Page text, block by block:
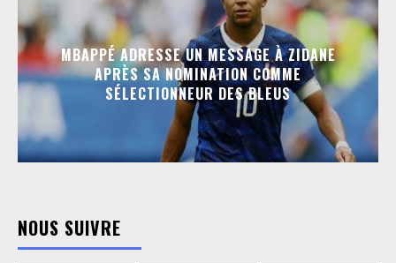
MBAPPÉ ADRESSE UN MESSAGE À ZIDANE
APRÈS SA NOMINATION COMME
SÉLECTIONNEUR DES BLEUS
NOUS SUIVRE